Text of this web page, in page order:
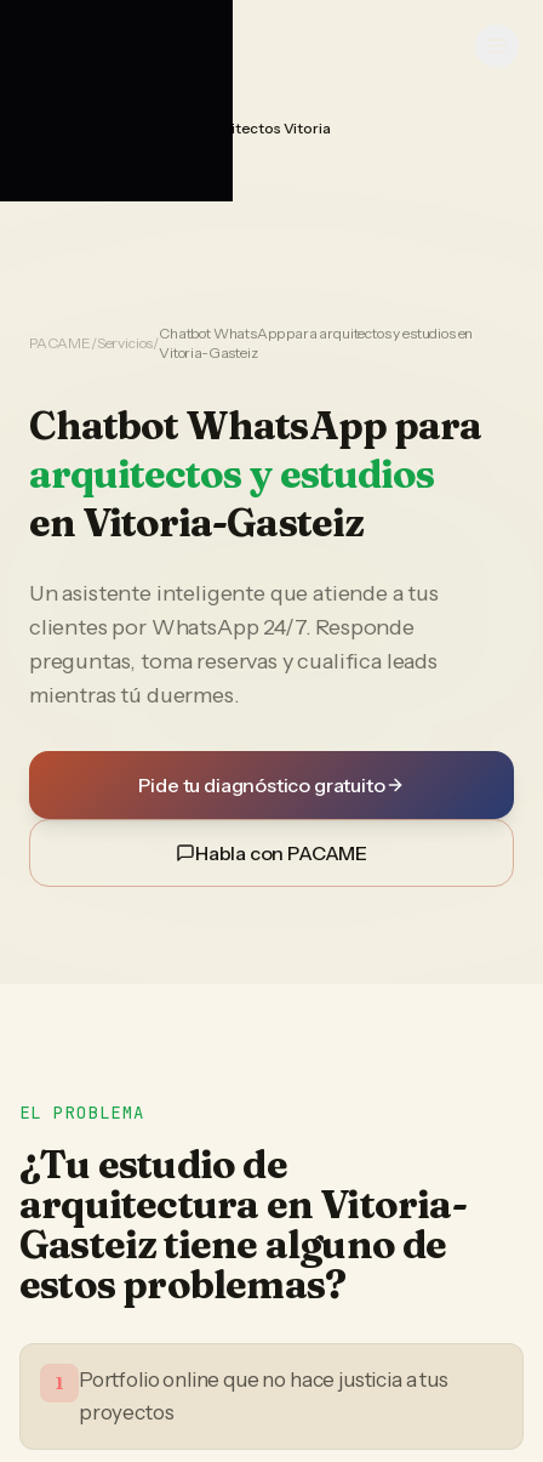
Chatbot Whatsapp Ia Arquitectos Vitoria
PACAME/Servicios/
Chatbot WhatsApp para arquitectos y estudios en
Vitoria-Gasteiz
Chatbot WhatsApppara
arquitectos y estudios
enVitoria-Gasteiz
Un asistente inteligente que atiende a tus
clientes por WhatsApp 24/7. Responde
preguntas, toma reservas y cualifica leads
mientras tú duermes.
Pide tu diagnóstico gratuito
Habla con PACAME
EL PROBLEMA
¿Tu estudio de
arquitectura enVitoria-
Gasteiztiene alguno de
estos problemas?
1
Portfolio online que no hace justicia a tus
proyectos